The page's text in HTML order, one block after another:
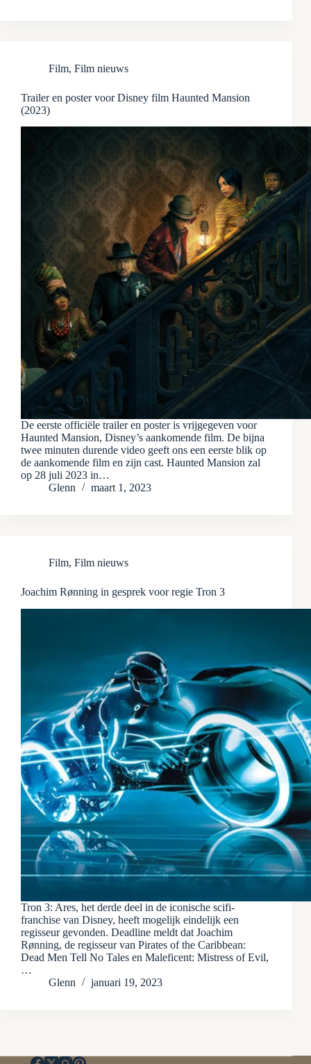
Film, Film nieuws
Trailer en poster voor Disney film Haunted Mansion
(2023)
De eerste officiële trailer en poster is vrijgegeven voor
Haunted Mansion, Disney’s aankomende film. De bijna
twee minuten durende video geeft ons een eerste blik op
de aankomende film en zijn cast. Haunted Mansion zal
op 28 juli 2023 in…
Glenn
maart 1, 2023
Film, Film nieuws
Joachim Rønning in gesprek voor regie Tron 3
Tron 3: Ares, het derde deel in de iconische scifi-
franchise van Disney, heeft mogelijk eindelijk een
regisseur gevonden. Deadline meldt dat Joachim
Rønning, de regisseur van Pirates of the Caribbean:
Dead Men Tell No Tales en Maleficent: Mistress of Evil,
…
Glenn
januari 19, 2023